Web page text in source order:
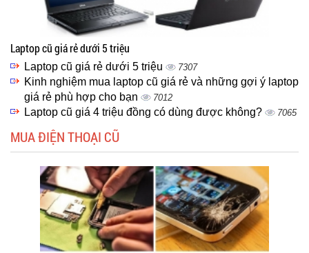
Laptop cũ giá rẻ dưới 5 triệu
Laptop cũ giá rẻ dưới 5 triệu 7307
Kinh nghiệm mua laptop cũ giá rẻ và những gợi ý laptop
giá rẻ phù hợp cho bạn
7012
Laptop cũ giá 4 triệu đồng có dùng được không? 7065
MUA ĐIỆN THOẠI CŨ